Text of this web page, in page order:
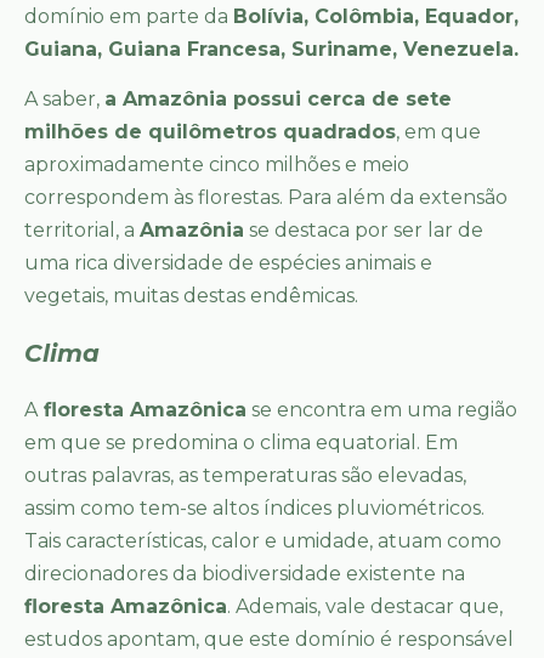
domínio em parte da Bolívia, Colômbia, Equador,
Guiana, Guiana Francesa, Suriname, Venezuela.
A saber, a Amazônia possui cerca de sete
milhões de quilômetros quadrados, em que
aproximadamente cinco milhões e meio
correspondem às florestas. Para além da extensão
territorial, a Amazônia se destaca por ser lar de
uma rica diversidade de espécies animais e
vegetais, muitas destas endêmicas.
Clima
Afloresta Amazônica se encontra em uma região
em que se predomina o clima equatorial. Em
outras palavras, as temperaturas são elevadas,
assim como tem-se altos índices pluviométricos.
Tais características, calor e umidade, atuam como
direcionadores da biodiversidade existente na
floresta Amazônica. Ademais, vale destacar que,
estudos apontam, que este domínio é responsável